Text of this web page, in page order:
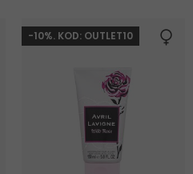
-10%. KOD: OUTLET10